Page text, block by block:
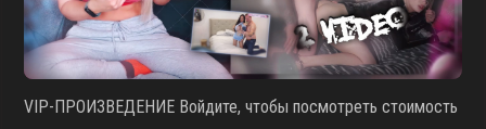
VIP-ПРОИЗВЕДЕНИЕ Войдите, чтобы посмотреть стоимость